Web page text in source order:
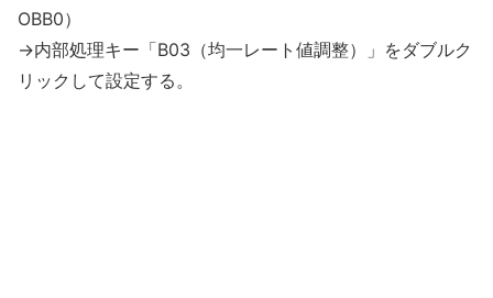
OBB0）
→内部処理キー「B03（均一レート値調整）」をダブルク
リックして設定する。